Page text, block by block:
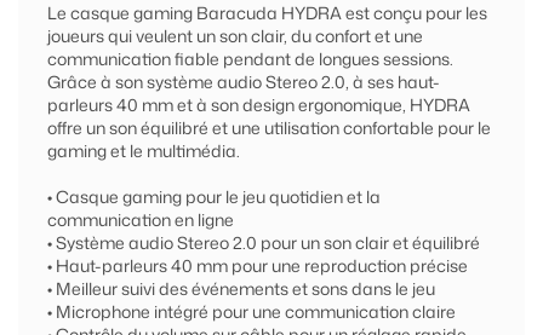
Le casque gaming Baracuda HYDRA est conçu pour les
joueurs qui veulent un son clair, du confort et une
communication fiable pendant de longues sessions.
Grâce à son système audio Stereo 2.0, à ses haut-
parleurs 40 mm et à son design ergonomique, HYDRA
offre un son équilibré et une utilisation confortable pour le
gaming et le multimédia.
• Casque gaming pour le jeu quotidien et la
communication en ligne
• Système audio Stereo 2.0 pour un son clair et équilibré
• Haut-parleurs 40 mm pour une reproduction précise
• Meilleur suivi des événements et sons dans le jeu
• Microphone intégré pour une communication claire